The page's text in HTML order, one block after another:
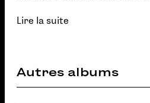
Lire la suite
Autres albums